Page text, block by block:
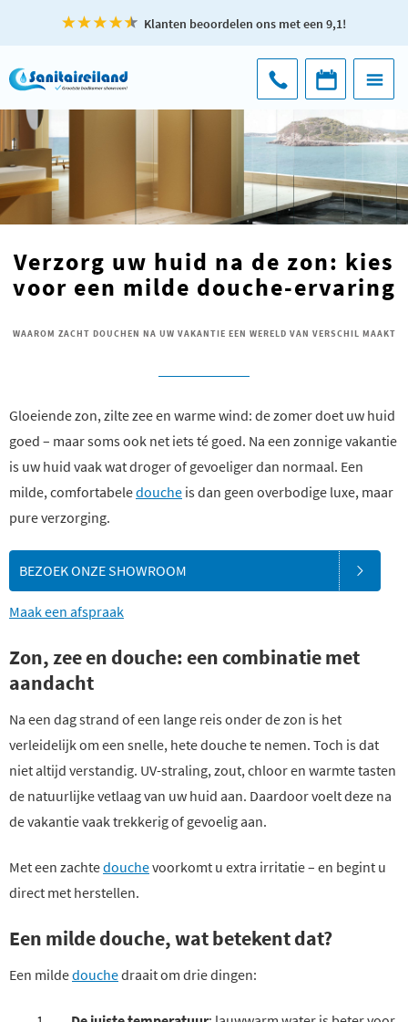
Klanten beoordelen ons met een 9,1!
Verzorg uw huid na de zon: kies
voor een milde douche-ervaring
WAAROM ZACHT DOUCHEN NA UW VAKANTIE EEN WERELD VAN VERSCHIL MAAKT
Gloeiende zon, zilte zee en warme wind: de zomer doet uw huid
goed – maar soms ook net iets té goed. Na een zonnige vakantie
is uw huid vaak wat droger of gevoeliger dan normaal. Een
milde, comfortabeledouche is dan geen overbodige luxe, maar
pure verzorging.
BEZOEK ONZE SHOWROOM
Maak een afspraak
Zon, zee en douche: een combinatie met
aandacht
Na een dag strand of een lange reis onder de zon is het
verleidelijk om een snelle, hete douche te nemen. Toch is dat
niet altijd verstandig. UV-straling, zout, chloor en warmte tasten
de natuurlijke vetlaag van uw huid aan. Daardoor voelt deze na
de vakantie vaak trekkerig of gevoelig aan.
Met een zachtedouchevoorkomt u extra irritatie – en begint u
direct met herstellen.
Een milde douche, wat betekent dat?
Een mildedouchedraait om drie dingen: